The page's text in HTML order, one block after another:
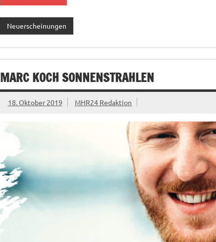
Neuerscheinungen
MARC KOCH SONNENSTRAHLEN
18. Oktober 2019 MHR24 Redaktion